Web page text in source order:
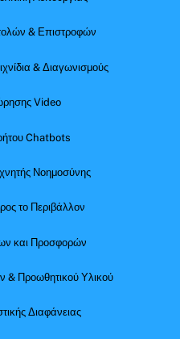
& Επιστροφών
& Διαγωνισμούς
Video
Chatbots
Νοημοσύνης
το Περιβάλλον
και Προσφορών
Προωθητικού Υλικού
Διαφάνειας